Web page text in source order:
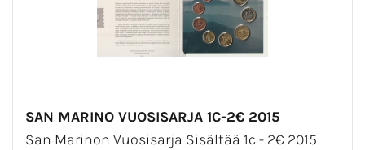
SAN MARINO VUOSISARJA 1C-2€ 2015
San Marinon Vuosisarja Sisältää 1c - 2€ 2015